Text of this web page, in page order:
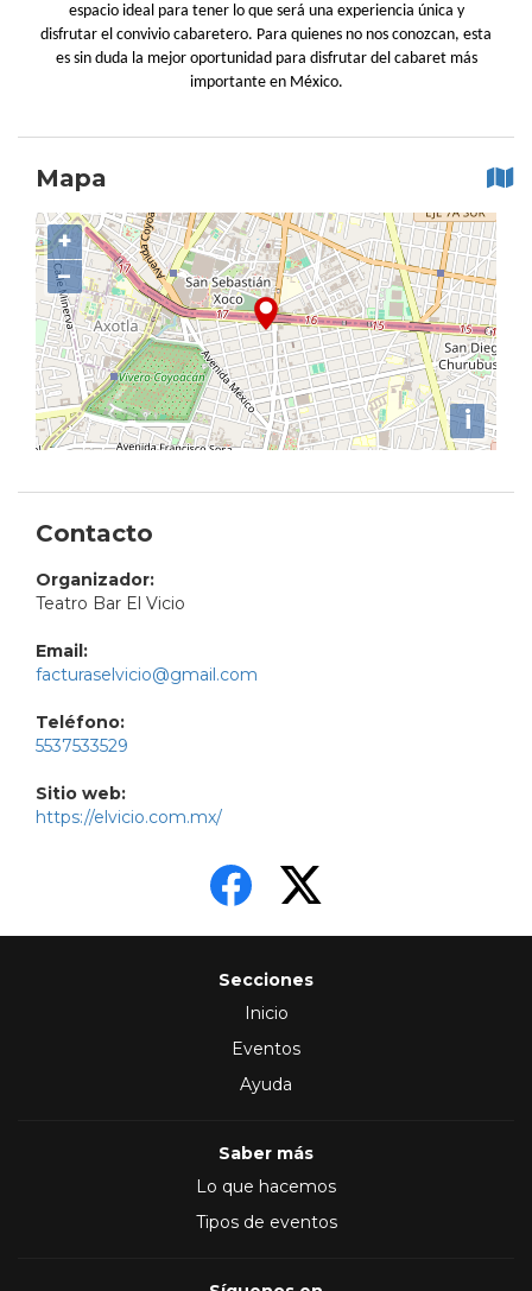
espacio ideal para tener lo que será una experiencia única y
disfrutar el convivio cabaretero. Para quienes no nos conozcan, esta
es sin duda la mejor oportunidad para disfrutar del cabaret más
importante en México.
Mapa
+
−
i
Contacto
Organizador:
Teatro Bar El Vicio
Email:
facturaselvicio@gmail.com
Teléfono:
5537533529
Sitio web:
https://elvicio.com.mx/
Secciones
Inicio
Eventos
Ayuda
Saber más
Lo que hacemos
Tipos de eventos